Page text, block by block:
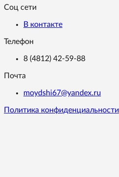
Соц сети
В контакте
Телефон
8 (4812) 42-59-88
Почта
moydshi67@yandex.ru
Политика конфиденциальности